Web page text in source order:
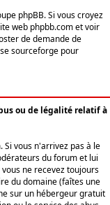
phpBB. Si vous croyez
web phpbb.com et voir
de demande de
sourceforge pour
ou de légalité relatif à
vous n'arrivez pas à le
du forum et lui
ne recevez toujours
du domaine (faîtes une
sur un hébergeur gratuit